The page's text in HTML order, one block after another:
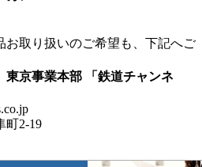
取り扱いのご希望も、下記へご
京事業本部 「鉄道チャンネ
町2-19